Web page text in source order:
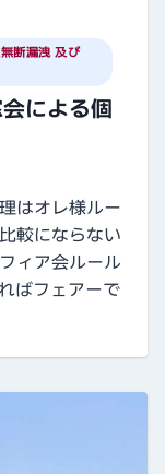
断漏洩 及び
による個
はオレ様ルー
較にならない
ィア会ルール
ばフェアーで